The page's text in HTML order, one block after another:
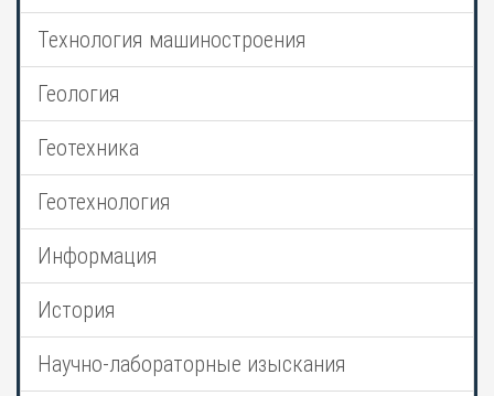
Технология машиностроения
Геология
Геотехника
Геотехнология
Информация
История
Научно-лабораторные изыскания